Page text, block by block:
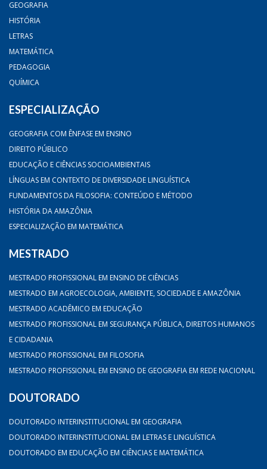
GEOGRAFIA
HISTÓRIA
LETRAS
MATEMÁTICA
PEDAGOGIA
QUÍMICA
ESPECIALIZAÇÃO
GEOGRAFIA COM ÊNFASE EM ENSINO
DIREITO PÚBLICO
EDUCAÇÃO E CIÊNCIAS SOCIOAMBIENTAIS
LÍNGUAS EM CONTEXTO DE DIVERSIDADE LINGUÍSTICA
FUNDAMENTOS DA FILOSOFIA: CONTEÚDO E MÉTODO
HISTÓRIA DA AMAZÔNIA
ESPECIALIZAÇÃO EM MATEMÁTICA
MESTRADO
MESTRADO PROFISSIONAL EM ENSINO DE CIÊNCIAS
MESTRADO EM AGROECOLOGIA, AMBIENTE, SOCIEDADE E AMAZÔNIA
MESTRADO ACADÊMICO EM EDUCAÇÃO
MESTRADO PROFISSIONAL EM SEGURANÇA PÚBLICA, DIREITOS HUMANOS
E CIDADANIA
MESTRADO PROFISSIONAL EM FILOSOFIA
MESTRADO PROFISSIONAL EM ENSINO DE GEOGRAFIA EM REDE NACIONAL
DOUTORADO
DOUTORADO INTERINSTITUCIONAL EM GEOGRAFIA
DOUTORADO INTERINSTITUCIONAL EM LETRAS E LINGUÍSTICA
DOUTORADO EM EDUCAÇÃO EM CIÊNCIAS E MATEMÁTICA